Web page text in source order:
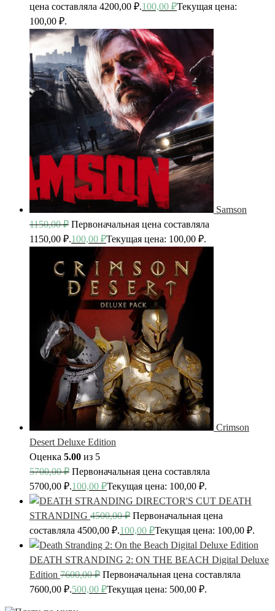
цена составляла 4200,00 ₽.100,00 ₽Текущая цена:
100,00 ₽.
Samson
1150,00₽ Первоначальная цена составляла
1150,00 ₽.100,00 ₽Текущая цена: 100,00 ₽.
Crimson
Desert Deluxe Edition
Оценка 5.00 из 5
5700,00₽ Первоначальная цена составляла
5700,00 ₽.100,00 ₽Текущая цена: 100,00 ₽.
DEATH
STRANDING 4500,00₽ Первоначальная цена
составляла 4500,00 ₽.100,00 ₽Текущая цена: 100,00 ₽.
DEATH STRANDING 2: ON THE BEACH Digital Deluxe
Edition 7600,00₽ Первоначальная цена составляла
7600,00 ₽.500,00 ₽Текущая цена: 500,00 ₽.